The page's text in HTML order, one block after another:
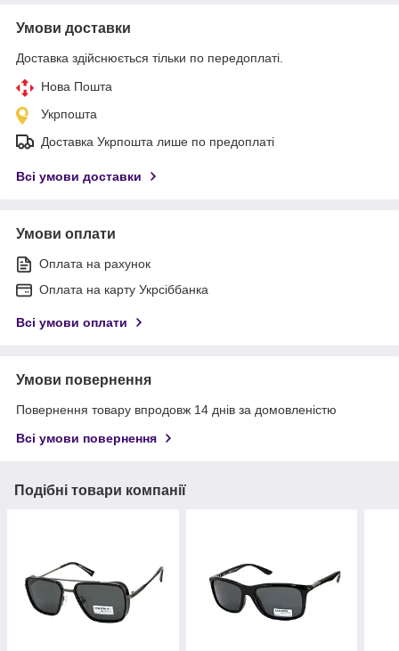
Умови доставки
Доставка здійснюється тільки по передоплаті.
Нова Пошта
Укрпошта
Доставка Укрпошта лише по предоплаті
Всі умови доставки
Умови оплати
Оплата на рахунок
Оплата на карту Укрсіббанка
Всі умови оплати
Умови повернення
Повернення товару впродовж 14 днів за домовленістю
Всі умови повернення
Подібні товари компанії